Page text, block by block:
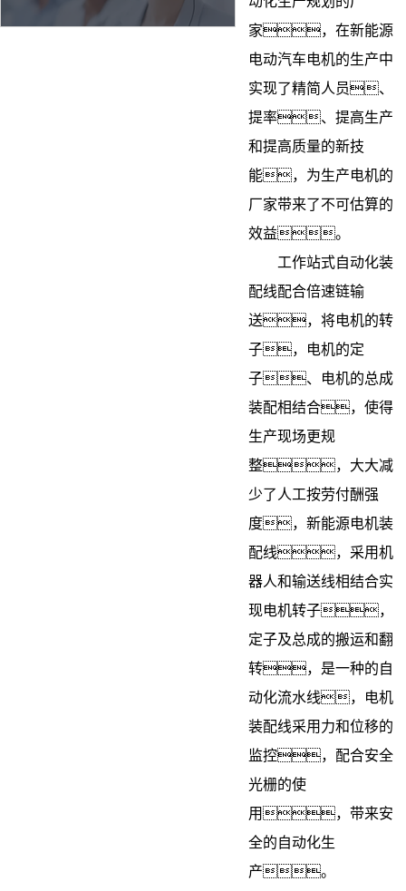
家，在新能源
电动汽车电机的生产中
实现了精简人员、
提率、提高生产
和提高质量的新技
能，为生产电机的
厂家带来了不可估算的
效益。
工作站式自动化装
配线配合倍速链输
送，将电机的转
子，电机的定
子、电机的总成
装配相结合，使得
生产现场更规
整，大大减
少了人工按劳付酬强
度，新能源电机装
配线，采用机
器人和输送线相结合实
现电机转子，
定子及总成的搬运和翻
转，是一种的自
动化流水线，电机
装配线采用力和位移的
监控，配合安全
光栅的使
用，带来安
全的自动化生
产。